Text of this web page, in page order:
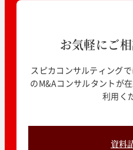
お気軽にご相
スピカコンサルティング
のM&Aコンサルタントが
利用く
資料